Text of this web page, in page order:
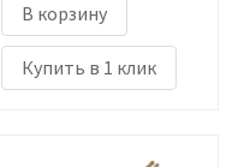
В корзину
Купить в 1 клик